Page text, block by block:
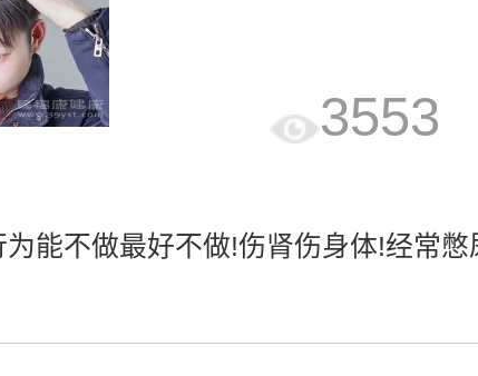
3553
能不做最好不做!伤肾伤身体!经常